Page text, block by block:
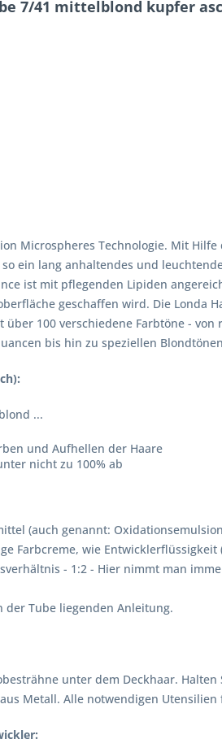
7/41 mittelblond kupfer
Microspheres Technologie. Mit
ein lang anhaltendes und
ist mit pflegenden Lipiden
geschaffen wird. Die Londa
100 verschiedene Farbtöne -
bis hin zu speziellen
...
und Aufhellen der Haare
nicht zu 100% ab
(auch genannt:
Farbcreme, wie
- 1:2 - Hier nimmt man
Tube liegenden Anleitung.
unter dem Deckhaar.
Metall. Alle notwendigen